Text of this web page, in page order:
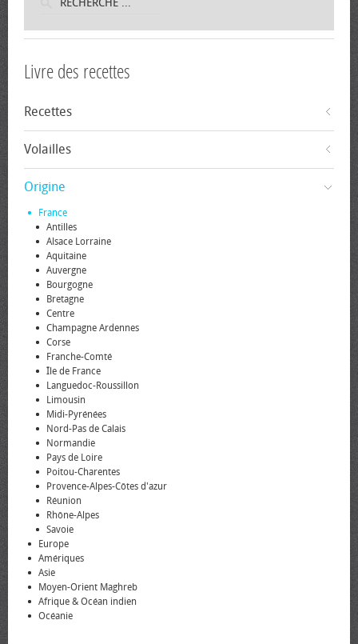
Livre des recettes
Recettes
Volailles
Origine
France
Antilles
Alsace Lorraine
Aquitaine
Auvergne
Bourgogne
Bretagne
Centre
Champagne Ardennes
Corse
Franche-Comté
Île de France
Languedoc-Roussillon
Limousin
Midi-Pyrénées
Nord-Pas de Calais
Normandie
Pays de Loire
Poitou-Charentes
Provence-Alpes-Côtes d'azur
Réunion
Rhône-Alpes
Savoie
Europe
Amériques
Asie
Moyen-Orient Maghreb
Afrique & Océan indien
Océanie